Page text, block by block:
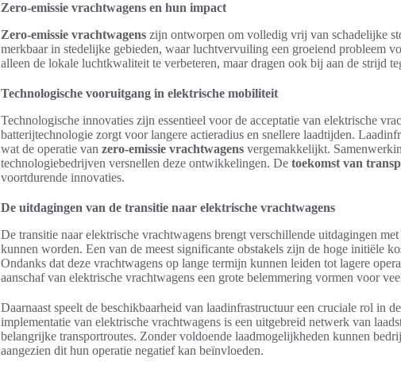
Zero-emissie vrachtwagens en hun impact
Zero-emissie vrachtwagens zijn ontworpen om volledig vrij van schadelijke
merkbaar in stedelijke gebieden, waar luchtvervuiling een groeiend probleem
alleen de lokale luchtkwaliteit te verbeteren, maar dragen ook bij aan de strijd
Technologische vooruitgang in elektrische mobiliteit
Technologische innovaties zijn essentieel voor de acceptatie van elektrische
batterijtechnologie zorgt voor langere actieradius en snellere laadtijden.
wat de operatie van zero-emissie vrachtwagens vergemakkelijkt.
technologiebedrijven versnellen deze ontwikkelingen. De toekomst van
voortdurende innovaties.
De uitdagingen van de transitie naar elektrische vrachtwagens
De transitie naar elektrische vrachtwagens brengt verschillende uitdagingen
kunnen worden. Een van de meest significante obstakels zijn de hoge initiële
Ondanks dat deze vrachtwagens op lange termijn kunnen leiden tot lagere
aanschaf van elektrische vrachtwagens een grote belemmering vormen voor
Daarnaast speelt de beschikbaarheid van laadinfrastructuur een cruciale rol in
implementatie van elektrische vrachtwagens is een uitgebreid netwerk van
belangrijke transportroutes. Zonder voldoende laadmogelijkheden kunnen
aangezien dit hun operatie negatief kan beïnvloeden.